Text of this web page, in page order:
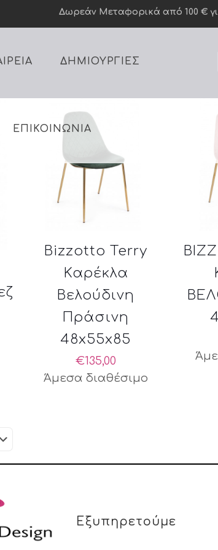
Δωρεάν Mεταφορικά από 100 €
ΔΗΜΙΟΥΡΓΙΕΣ
ΕΠΙΚΟΙΝΩΝΙΑ
Bizzotto Terry
Καρέκλα
Βελούδινη
Πράσινη
48x55x85
€135,00
Άμεσα διαθέσιμο
Εξυπηρετούμε